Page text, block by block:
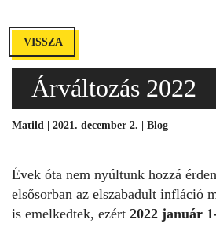
VISSZA
Árváltozás 2022
Matild | 2021. december 2. | Blog
Évek óta nem nyúltunk hozzá
elsősorban az elszabadult infláció
is emelkedtek, ezért 2022 január